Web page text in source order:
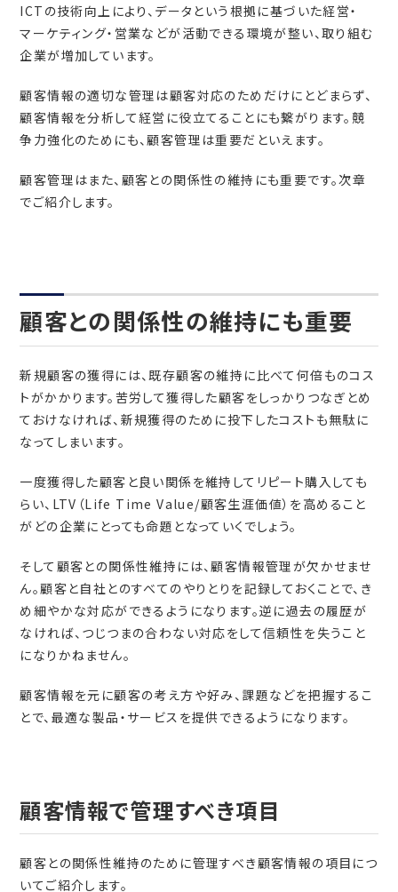
ICTの技術向上により、データという根拠に基づいた経営・
マーケティング・営業などが活動できる環境が整い、取り組む
企業が増加しています。
顧客情報の適切な管理は顧客対応のためだけにとどまらず、
顧客情報を分析して経営に役立てることにも繋がります。競
争力強化のためにも、顧客管理は重要だといえます。
顧客管理はまた、顧客との関係性の維持にも重要です。次章
でご紹介します。
顧客との関係性の維持にも重要
新規顧客の獲得には、既存顧客の維持に比べて何倍ものコス
トがかかります。苦労して獲得した顧客をしっかりつなぎとめ
ておけなければ、新規獲得のために投下したコストも無駄に
なってしまいます。
一度獲得した顧客と良い関係を維持してリピート購入しても
らい、LTV（Life Time Value/顧客生涯価値）を高めること
がどの企業にとっても命題となっていくでしょう。
そして顧客との関係性維持には、顧客情報管理が欠かせませ
ん。顧客と自社とのすべてのやりとりを記録しておくことで、き
め細やかな対応ができるようになります。逆に過去の履歴が
なければ、つじつまの合わない対応をして信頼性を失うこと
になりかねません。
顧客情報を元に顧客の考え方や好み、課題などを把握するこ
とで、最適な製品・サービスを提供できるようになります。
顧客情報で管理すべき項目
顧客との関係性維持のために管理すべき顧客情報の項目につ
いてご紹介します。